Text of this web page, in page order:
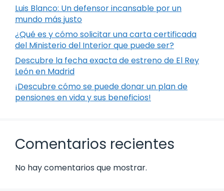
Luis Blanco: Un defensor incansable por un
mundo más justo
¿Qué es y cómo solicitar una carta certificada
del Ministerio del Interior que puede ser?
Descubre la fecha exacta de estreno de El Rey
León en Madrid
¡Descubre cómo se puede donar un plan de
pensiones en vida y sus beneficios!
Comentarios recientes
No hay comentarios que mostrar.